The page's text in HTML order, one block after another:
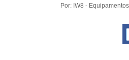
Por: IW8 -